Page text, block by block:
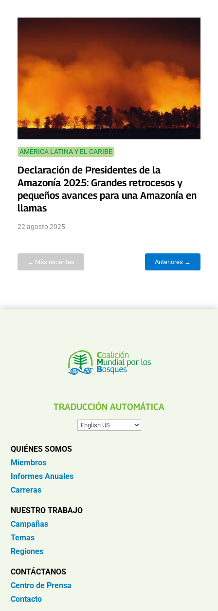
AMÉRICA LATINA Y EL CARIBE
Declaración de Presidentes de la
Amazonía 2025: Grandes retrocesos y
pequeños avances para una Amazonía en
llamas
22 agosto 2025
← Más recientes Anteriores →
TRADUCCIÓN AUTOMÁTICA
QUIÉNES SOMOS
Miembros
Informes Anuales
Carreras
NUESTRO TRABAJO
Campañas
Temas
Regiones
CONTÁCTANOS
Centro de Prensa
Contacto